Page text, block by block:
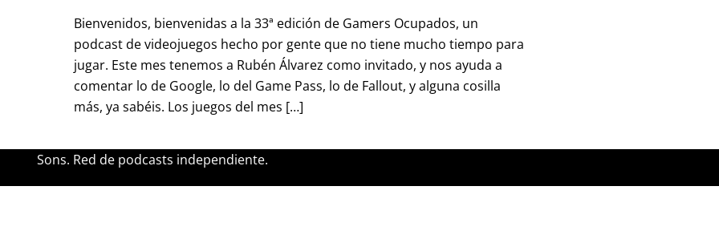
Bienvenidos, bienvenidas a la 33ª edición de Gamers Ocupados, un
podcast de videojuegos hecho por gente que no tiene mucho tiempo para
jugar. Este mes tenemos a Rubén Álvarez como invitado, y nos ayuda a
comentar lo de Google, lo del Game Pass, lo de Fallout, y alguna cosilla
más, ya sabéis. Los juegos del mes […]
Sons. Red de podcasts independiente.